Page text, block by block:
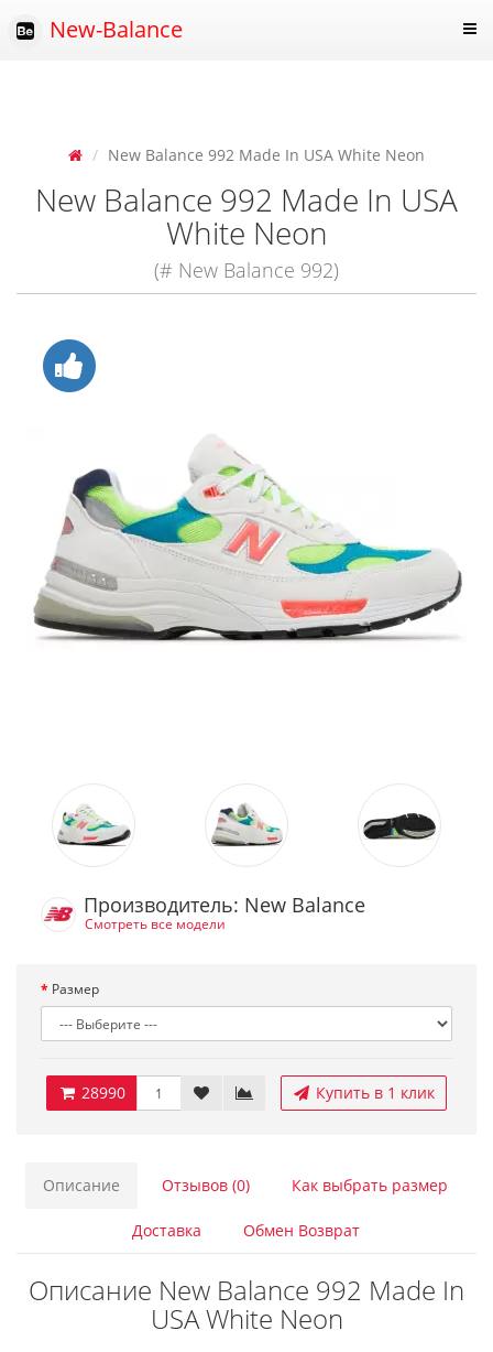
New-Balance
New Balance 992 Made In USA White Neon
New Balance 992 Made In USA
White Neon
(# New Balance 992)
Производитель: New Balance
Смотреть все модели
Размер
28990 Купить в 1 клик
Описание Отзывов (0) Как выбрать размер
Доставка Обмен Возврат
Описание New Balance 992 Made In
USA White Neon